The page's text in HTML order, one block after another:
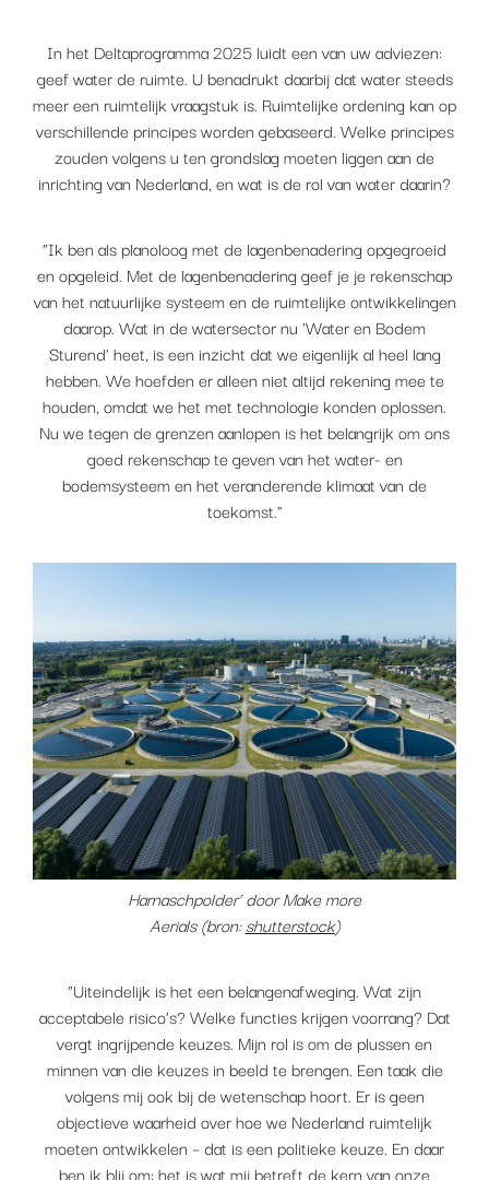
In het Deltaprogramma 2025 luidt een van uw adviezen:
geef water de ruimte. U benadrukt daarbij dat water steeds
meer een ruimtelijk vraagstuk is. Ruimtelijke ordening kan op
verschillende principes worden gebaseerd. Welke principes
zouden volgens u ten grondslag moeten liggen aan de
inrichting van Nederland, en wat is de rol van water daarin?
“Ik ben als planoloog met de lagenbenadering opgegroeid
en opgeleid. Met de lagenbenadering geef je je rekenschap
van het natuurlijke systeem en de ruimtelijke ontwikkelingen
daarop. Wat in de watersector nu 'Water en Bodem
Sturend’ heet, is een inzicht dat we eigenlijk al heel lang
hebben. We hoefden er alleen niet altijd rekening mee te
houden, omdat we het met technologie konden oplossen.
Nu we tegen de grenzen aanlopen is het belangrijk om ons
goed rekenschap te geven van het water- en
bodemsysteem en het veranderende klimaat van de
toekomst."
Harnaschpolder’ door Make more
Aerials (bron:shutterstock)
“Uiteindelijk is het een belangenafweging. Wat zijn
acceptabele risico’s? Welke functies krijgen voorrang? Dat
vergt ingrijpende keuzes. Mijn rol is om de plussen en
minnen van die keuzes in beeld te brengen. Een taak die
volgens mij ook bij de wetenschap hoort. Er is geen
objectieve waarheid over hoe we Nederland ruimtelijk
moeten ontwikkelen – dat is een politieke keuze. En daar
ben ik blij om: het is wat mij betreft de kern van onze